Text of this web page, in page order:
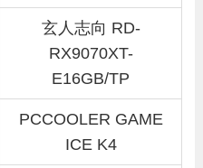
玄人志向 RD-
RX9070XT-
E16GB/TP
PCCOOLER GAME
ICE K4